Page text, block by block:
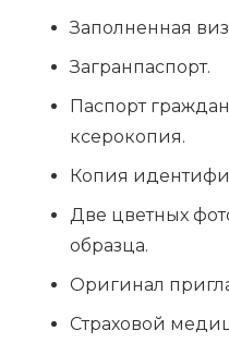
Заполненная
Загранпаспорт.
Паспорт
ксерокопия.
Копия
Две цветных
образца.
Оригинал
Страховой